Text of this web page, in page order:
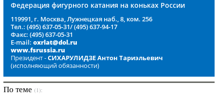
Федерация фигурного катания на коньках России
119991, г. Москва, Лужнецкая наб., 8, ком. 256
Тел.: (495) 637-05-31/ (495) 637-94-17
Факс: (495) 637-05-31
E-mail: oxrlat@dol.ru
www.fsrussia.ru
Президент -СИХАРУЛИДЗЕ Антон Тариэльевич
(исполняющий обязанности)
По теме (1):